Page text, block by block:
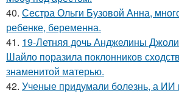
40. Сестра Ольги Бузовой Анна,
ребенке, беременна.
41. 19-Летняя дочь Анджелины
Шайло поразила поклонников
знаменитой матерью.
42. Ученые придумали болезнь, а ИИ